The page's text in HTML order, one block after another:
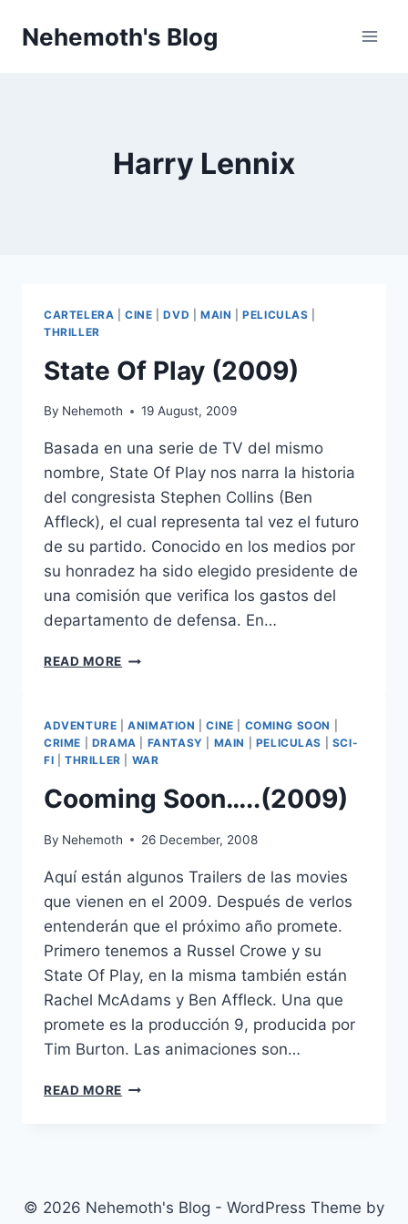
Nehemoth's Blog
Harry Lennix
CARTELERA |CINE |DVD MAIN |PELICULAS
THRILLER
State Of Play (2009)
By Nehemoth 19 August, 2009
Basada en una serie de TV del mismo
nombre, State Of Play nos narra la historia
del congresista Stephen Collins (Ben
Affleck), el cual representa tal vez el futuro
de su partido. Conocido en los medios por
su honradez ha sido elegido presidente de
una comisión que verifica los gastos del
departamento de defensa. En…
READ MORE STATE
ADVENTURE |ANIMATION |CINE COMING SOON
CRIME
DRAMA FANTASY MAIN PELICULAS
SCI-
FI
THRILLER WAR
Cooming Soon…..(2009)
By Nehemoth 26 December, 2008
Aquí están algunos Trailers de las movies
que vienen en el 2009. Después de verlos
entenderán que el próximo año promete.
Primero tenemos a Russel Crowe y su
State Of Play, en la misma también están
Rachel McAdams y Ben Affleck. Una que
promete es la producción 9, producida por
Tim Burton. Las animaciones son…
READ MORE COOMING
© 2026 Nehemoth's Blog - WordPress Theme by